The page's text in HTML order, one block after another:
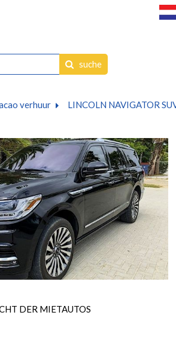
suche
verhuur LINCOLN NAVIGATOR
DER MIETAUTOS